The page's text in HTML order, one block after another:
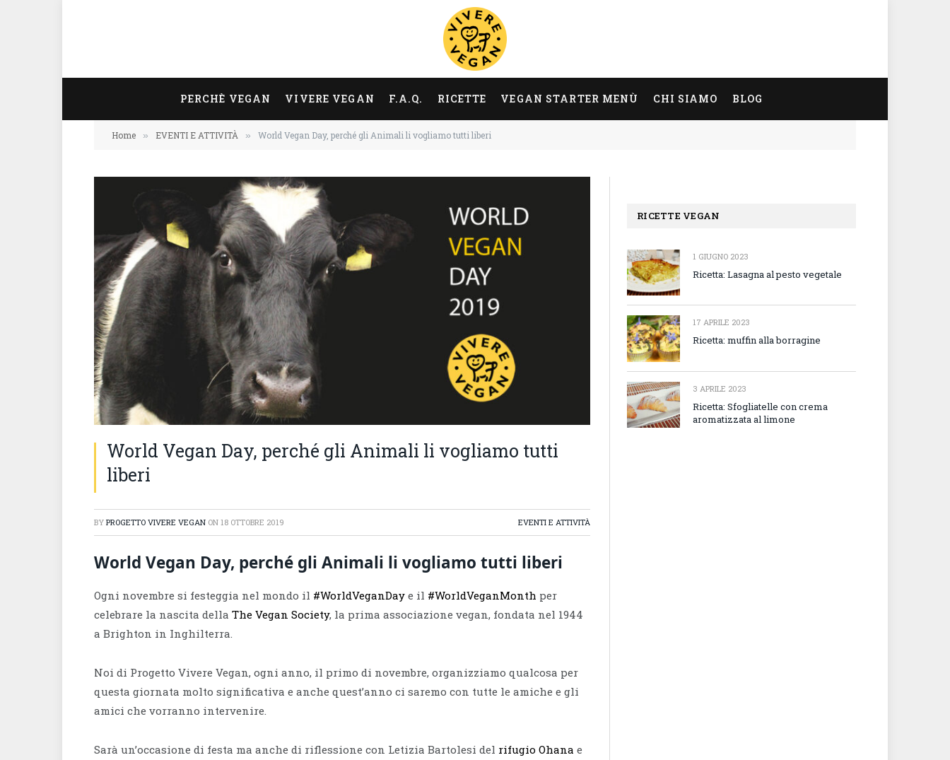
PERCHÈ VEGAN VIVERE VEGAN F.A.Q. RICETTE VEGAN STARTER MENÙ CHI SIAMO BLOG
Home » EVENTI E ATTIVITÀ » World Vegan Day, perché gli Animali li vogliamo tutti liberi
World Vegan Day, perché gli Animali li vogliamo tutti
liberi
BY PROGETTO VIVERE VEGAN ON 18 OTTOBRE 2019 EVENTI E ATTIVITÀ
World Vegan Day, perché gli Animali li vogliamo tutti liberi
Ogni novembre si festeggia nel mondo il #WorldVeganDay e il #WorldVeganMonth per
celebrare la nascita della The Vegan Society, la prima associazione vegan, fondata nel 1944
a Brighton in Inghilterra.
Noi di Progetto Vivere Vegan, ogni anno, il primo di novembre, organizziamo qualcosa per
questa giornata molto significativa e anche quest’anno ci saremo con tutte le amiche e gli
amici che vorranno intervenire.
Sarà un’occasione di festa ma anche di riflessione con Letizia Bartolesi del rifugio Ohana e
RICETTE VEGAN
1 GIUGNO 2023
Ricetta: Lasagna al pesto vegetale
17 APRILE 2023
Ricetta: muffin alla borragine
3 APRILE 2023
Ricetta: Sfogliatelle con crema
aromatizzata al limone